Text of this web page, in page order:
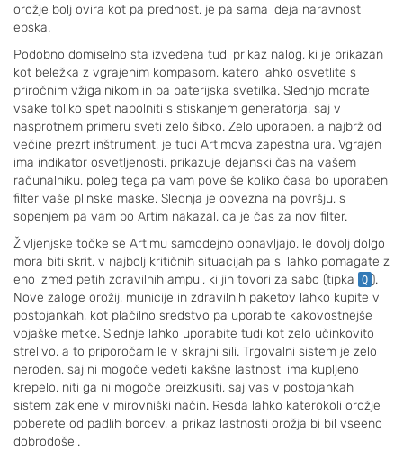
orožje bolj ovira kot pa prednost, je pa sama ideja naravnost
epska.
Podobno domiselno sta izvedena tudi prikaz nalog, ki je prikazan
kot beležka z vgrajenim kompasom, katero lahko osvetlite s
priročnim vžigalnikom in pa baterijska svetilka. Slednjo morate
vsake toliko spet napolniti s stiskanjem generatorja, saj v
nasprotnem primeru sveti zelo šibko. Zelo uporaben, a najbrž od
večine prezrt inštrument, je tudi Artimova zapestna ura. Vgrajen
ima indikator osvetljenosti, prikazuje dejanski čas na vašem
računalniku, poleg tega pa vam pove še koliko časa bo uporaben
filter vaše plinske maske. Slednja je obvezna na površju, s
sopenjem pa vam bo Artim nakazal, da je čas za nov filter.
Življenjske točke se Artimu samodejno obnavljajo, le dovolj dolgo
mora biti skrit, v najbolj kritičnih situacijah pa si lahko pomagate z
eno izmed petih zdravilnih ampul, ki jih tovori za sabo (tipka
Q ).
Nove zaloge orožij, municije in zdravilnih paketov lahko kupite v
postojankah, kot plačilno sredstvo pa uporabite kakovostnejše
vojaške metke. Slednje lahko uporabite tudi kot zelo učinkovito
strelivo, a to priporočam le v skrajni sili. Trgovalni sistem je zelo
neroden, saj ni mogoče vedeti kakšne lastnosti ima kupljeno
krepelo, niti ga ni mogoče preizkusiti, saj vas v postojankah
sistem zaklene v mirovniški način. Resda lahko katerokoli orožje
poberete od padlih borcev, a prikaz lastnosti orožja bi bil vseeno
dobrodošel.